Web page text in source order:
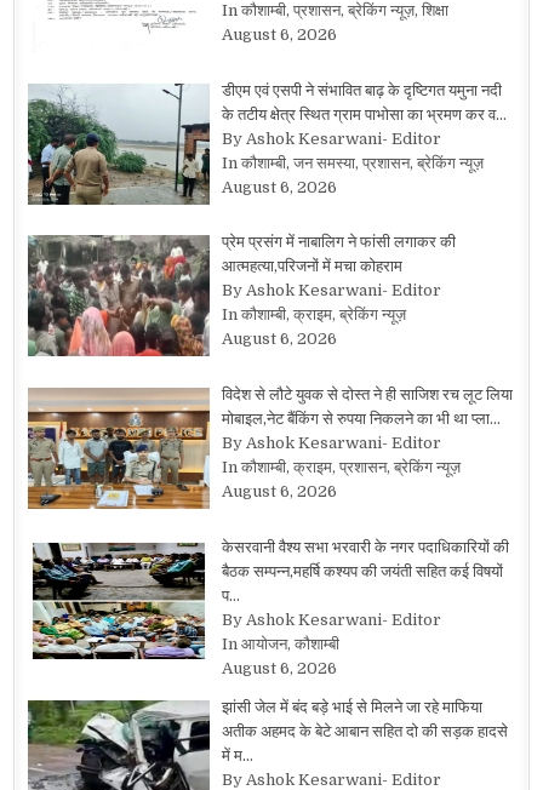
In कौशाम्बी, प्रशासन, ब्रेकिंग न्यूज़, शिक्षा
August 6, 2026
डीएम एवं एसपी ने संभावित बाढ़ के दृष्टिगत यमुना नदी
के तटीय क्षेत्र स्थित ग्राम पाभोसा का भ्रमण कर व…
By Ashok Kesarwani- Editor
In कौशाम्बी, जन समस्या, प्रशासन, ब्रेकिंग न्यूज़
August 6, 2026
प्रेम प्रसंग में नाबालिग ने फांसी लगाकर की
आत्महत्या,परिजनों में मचा कोहराम
By Ashok Kesarwani- Editor
In कौशाम्बी, क्राइम, ब्रेकिंग न्यूज़
August 6, 2026
विदेश से लौटे युवक से दोस्त ने ही साजिश रच लूट लिया
मोबाइल,नेट बैंकिंग से रुपया निकलने का भी था प्ला…
By Ashok Kesarwani- Editor
In कौशाम्बी, क्राइम, प्रशासन, ब्रेकिंग न्यूज़
August 6, 2026
केसरवानी वैश्य सभा भरवारी के नगर पदाधिकारियों की
बैठक सम्पन्न,महर्षि कश्यप की जयंती सहित कई विषयों
प…
By Ashok Kesarwani- Editor
In आयोजन, कौशाम्बी
August 6, 2026
झांसी जेल में बंद बड़े भाई से मिलने जा रहे माफिया
अतीक अहमद के बेटे आबान सहित दो की सड़क हादसे
में म…
By Ashok Kesarwani- Editor